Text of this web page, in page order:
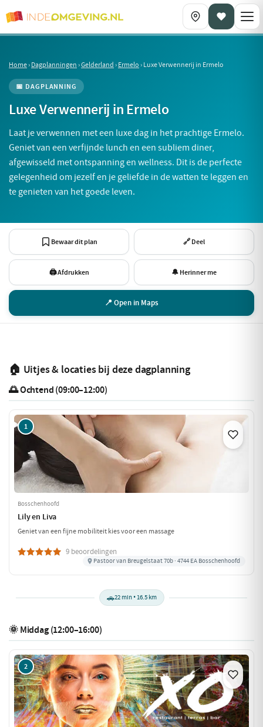
Home›Dagplanningen›Gelderland›Ermelo›Luxe Verwennerij in Ermelo
📅 DAGPLANNING
Luxe Verwennerij in Ermelo
Laat je verwennen met een luxe dag in het prachtige Ermelo.
Geniet van een verfijnde lunch en een subliem diner,
afgewisseld met ontspanning en wellness. Dit is de perfecte
gelegenheid om jezelf en je geliefde in de watten te leggen en
te genieten van het goede leven.
📍 Open in Maps
Bewaar dit plan 🔗 Deel
🖨 Afdrukken 🔔 Herinner me
🏠 Uitjes & locaties bij deze dagplanning
🌅 Ochtend (09:00–12:00)
1
Bosschenhoofd
Lily en Liva
Geniet van een fijne mobiliteit kies voor een massage
9 beoordelingen
Pastoor van Breugelstaat 70b · 4744 EA Bosschenhoofd
🚗22 min • 16.5 km
🌞 Middag (12:00–16:00)
2